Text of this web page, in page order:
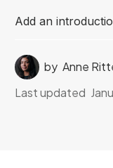
Add an
by Anne
Last updated